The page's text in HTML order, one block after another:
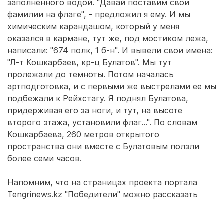
заполненного водой. "Давай поставим свои
фамилии на флаге", - предложил я ему. И мы
химическим карандашом, который у меня
оказался в кармане, тут же, под мостиком лежа,
написали: "674 полк, 1 б-н". И вывели свои имена:
"Л-т Кошкарбаев, кр-ц Булатов". Мы тут
пролежали до темноты. Потом началась
артподготовка, и с первыми же выстрелами ее мы
подбежали к Рейхстагу. Я поднял Булатова,
придерживая его за ноги, и тут, на высоте
второго этажа, установили флаг…". По словам
Кошкарбаева, 260 метров открытого
пространства они вместе с Булатовым ползли
более семи часов.
Напомним, что на страницах проекта портала
Tengrinews.kz "Победители" можно рассказать